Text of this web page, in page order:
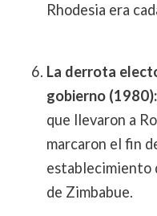
Rhodesia era
La derrota
gobierno (1980):
que llevaron a
marcaron el fin
establecimiento
de Zimbabue.